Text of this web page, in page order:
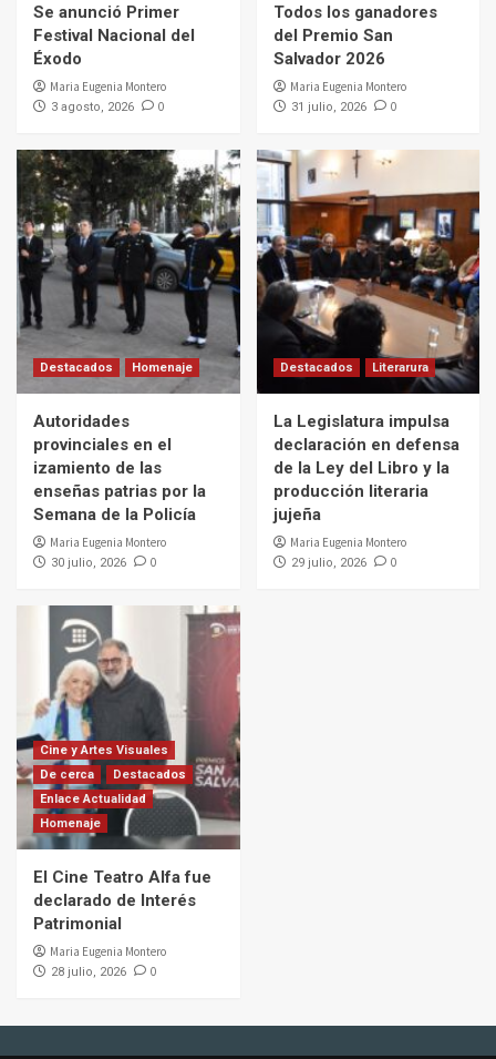
Se anunció Primer
Festival Nacional del
Éxodo
Maria Eugenia Montero
3 agosto, 2026 0
Todos los ganadores
del Premio San
Salvador 2026
Maria Eugenia Montero
31 julio, 2026 0
Destacados Homenaje
Autoridades
provinciales en el
izamiento de las
enseñas patrias por la
Semana de la Policía
Maria Eugenia Montero
30 julio, 2026 0
Destacados Literarura
La Legislatura impulsa
declaración en defensa
de la Ley del Libro y la
producción literaria
jujeña
Maria Eugenia Montero
29 julio, 2026 0
Cine y Artes Visuales
De cerca
Destacados
Enlace Actualidad
Homenaje
El Cine Teatro Alfa fue
declarado de Interés
Patrimonial
Maria Eugenia Montero
28 julio, 2026 0